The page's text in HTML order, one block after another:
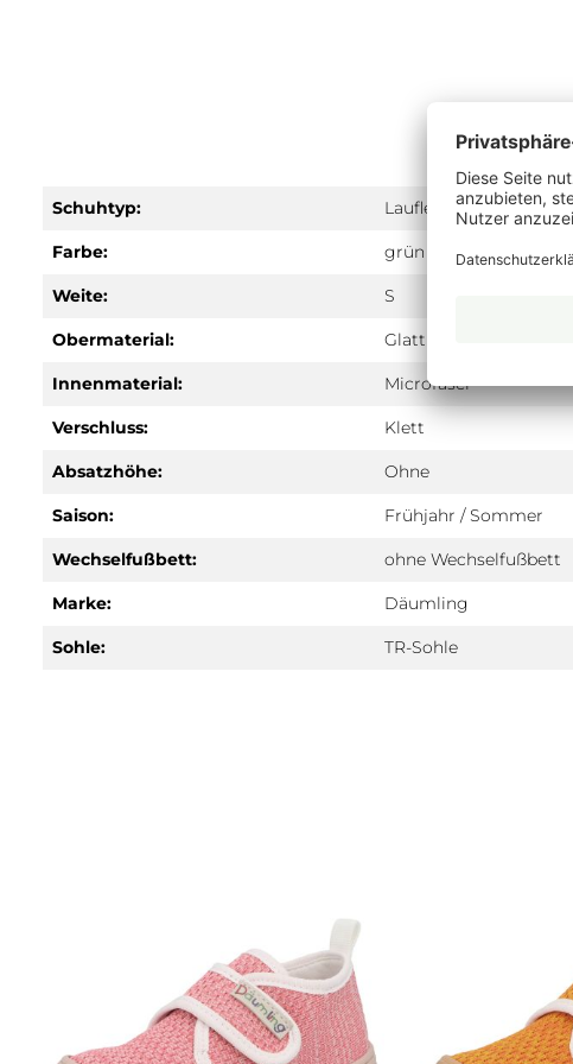
Schuhtyp: Lauflernschuhe
Farbe: grün
Weite: S
Obermaterial: Glattleder
Innenmaterial: Microfaser
Verschluss: Klett
Absatzhöhe: Ohne
Saison: Frühjahr / Sommer
Wechselfußbett: ohne Wechselfußbett
Marke: Däumling
Sohle: TR-Sohle